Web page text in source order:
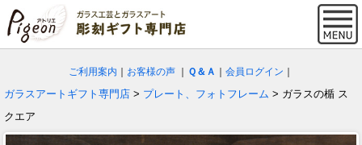
ご利用案内 お客様の声 Ｑ＆Ａ 会員ログイン
ガラスアートギフト専門店 > プレート、フォトフレーム > ガラスの楯 ス
クエア